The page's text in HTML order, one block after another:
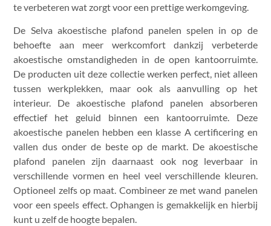
te verbeteren wat zorgt voor een prettige werkomgeving.
De Selva akoestische plafond panelen spelen in op de
behoefte aan meer werkcomfort dankzij verbeterde
akoestische omstandigheden in de open kantoorruimte.
De producten uit deze collectie werken perfect, niet alleen
tussen werkplekken, maar ook als aanvulling op het
interieur. De akoestische plafond panelen absorberen
effectief het geluid binnen een kantoorruimte. Deze
akoestische panelen hebben een klasse A certificering en
vallen dus onder de beste op de markt. De akoestische
plafond panelen zijn daarnaast ook nog leverbaar in
verschillende vormen en heel veel verschillende kleuren.
Optioneel zelfs op maat. Combineer ze met wand panelen
voor een speels effect. Ophangen is gemakkelijk en hierbij
kunt u zelf de hoogte bepalen.